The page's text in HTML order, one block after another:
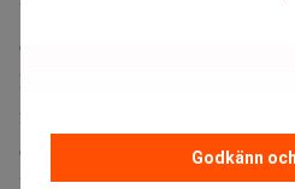
Godkänn
Vår analys visar att en
och/eller ett ökat inslag av
har ett lika framträdande
fonderna, sannolikt skulle leda
och hållbarhetsrisk av svenska